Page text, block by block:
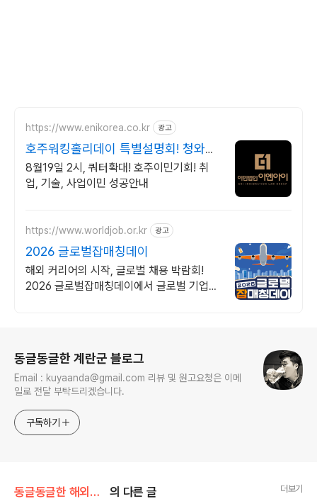
https://www.enikorea.co.kr 광고
호주워킹홀리데이 특별설명회! 청와대
비자의뢰 공신력
8월19일 2시, 쿼터확대! 호주이민기회! 취
업, 기술, 사업이민 성공안내
https://www.worldjob.or.kr 광고
2026 글로벌잡매칭데이
해외 커리어의 시작, 글로벌 채용 박람회!
2026 글로벌잡매칭데이에서 글로벌 기업과
동글동글한 계란군 블로그
Email : kuyaanda@gmail.com 리뷰 및 원고요청은 이메
일로 전달 부탁드리겠습니다.
구독하기
동글동글한 해외여행/2007 Australia 의 다른 글 더보기